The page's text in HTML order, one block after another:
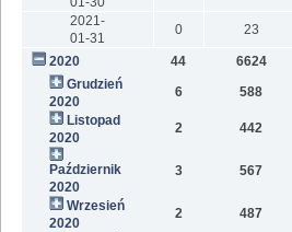
2021-
01-31
0 23
2020 44 6624
Grudzień
2020
6 588
Listopad
2020
2 442
Październik
2020
3 567
Wrzesień
2020
2 487